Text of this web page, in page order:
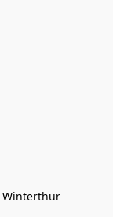
Winterthur